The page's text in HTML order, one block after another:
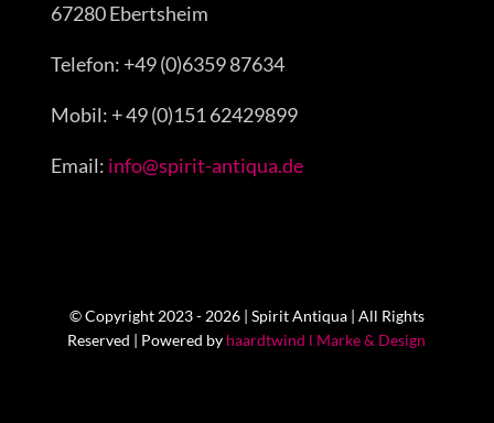
67280 Ebertsheim
Telefon: +49 (0)6359 87634
Mobil: + 49 (0)151 62429899
Email: info@spirit-antiqua.de
© Copyright 2023 - 2026 | Spirit Antiqua | All Rights
Reserved | Powered by haardtwind l Marke & Design